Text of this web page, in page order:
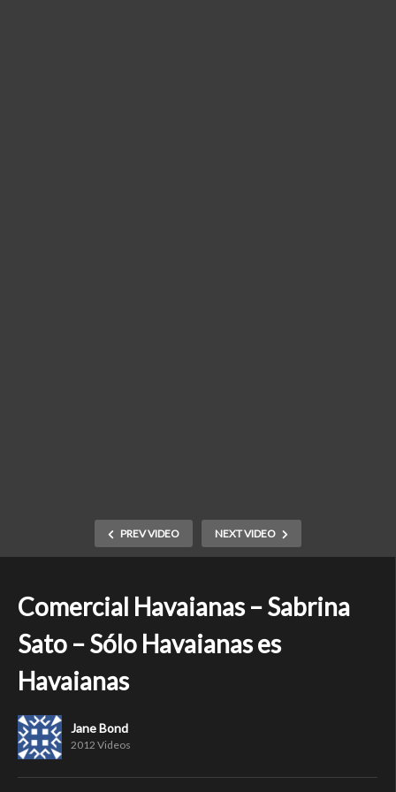
PREV VIDEO NEXT VIDEO
Comercial Havaianas – Sabrina
Sato – Sólo Havaianas es
Havaianas
Jane Bond
2012 Videos